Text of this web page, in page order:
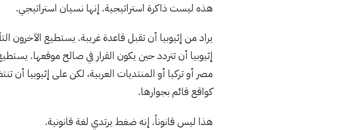
هذه ليست ذاكرة استراتيجية. إنها نسيان استراتيجي.
يراد من إثيوبيا أن تقبل قاعدة غريبة. يستطيع الآخرون
إثيوبيا أن تتردد حين يكون القرار في صالح موقعها.
مصر أو تركيا أو المنتديات العربية، لكن على إثيوبيا أن
كواقع قائم بجوارها.
هذا ليس قانوناً. إنه ضغط يرتدي لغة قانونية.